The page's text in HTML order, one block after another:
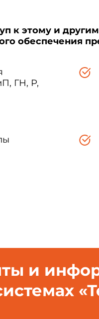
к этому и
обеспечения
ГН, Р,
и